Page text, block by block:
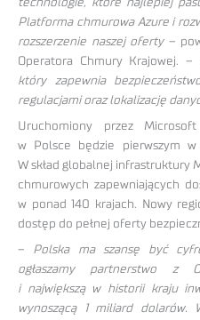
technologie, które najlepiej
Platforma chmurowa Azure i
rozszerzenie naszej oferty–
Operatora Chmury Krajowej. –
który zapewnia
regulacjami oraz lokalizację
Uruchomiony przez
w Polsce będzie pierwszym w
W skład globalnej infrastruktury
chmurowych zapewniających
w ponad 140 krajach. Nowy
dostęp do pełnej oferty
– Polska ma szansę być
ogłaszamy partnerstwo z
i największą w historii kraju
wynoszącą 1 miliard dolarów.